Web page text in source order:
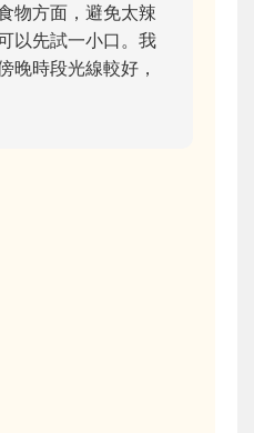
物方面，避免太辣
以先試一小口。我
晚時段光線較好，